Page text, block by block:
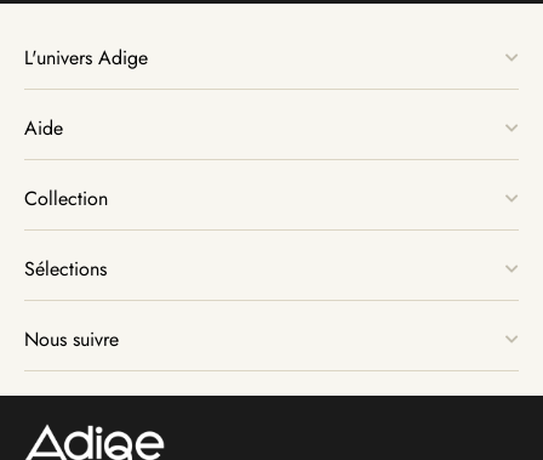
L'univers Adige
Aide
Collection
Sélections
Nous suivre